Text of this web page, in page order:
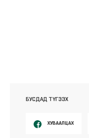
БУСДАД ТҮГЭЭХ
ХУВААЛЦАХ